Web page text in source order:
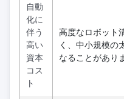
自動
化に
伴う
高い
資本
コス
ト
高度なロボット
く、中小規模の
なることがあり